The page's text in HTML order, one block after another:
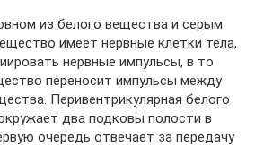
из белого вещества и серым
имеет нервные клетки тела,
нервные импульсы, в то
переносит импульсы между
Перивентрикулярная белого
два подковы полости в
очередь отвечает за передачу